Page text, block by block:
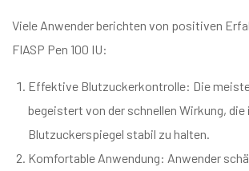
Viele Anwender berichten von positiven
FIASP Pen 100 IU:
Effektive Blutzuckerkontrolle: Die
begeistert von der schnellen Wirkung,
Blutzuckerspiegel stabil zu halten.
Komfortable Anwendung: Anwender